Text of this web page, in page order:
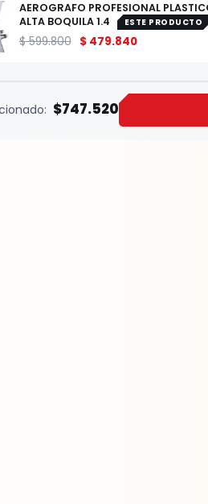
AEROGRAFO PROFESIONAL
ALTA BOQUILA 1.4
ESTE PRODUCTO
$599.800 $479.840
$747.520